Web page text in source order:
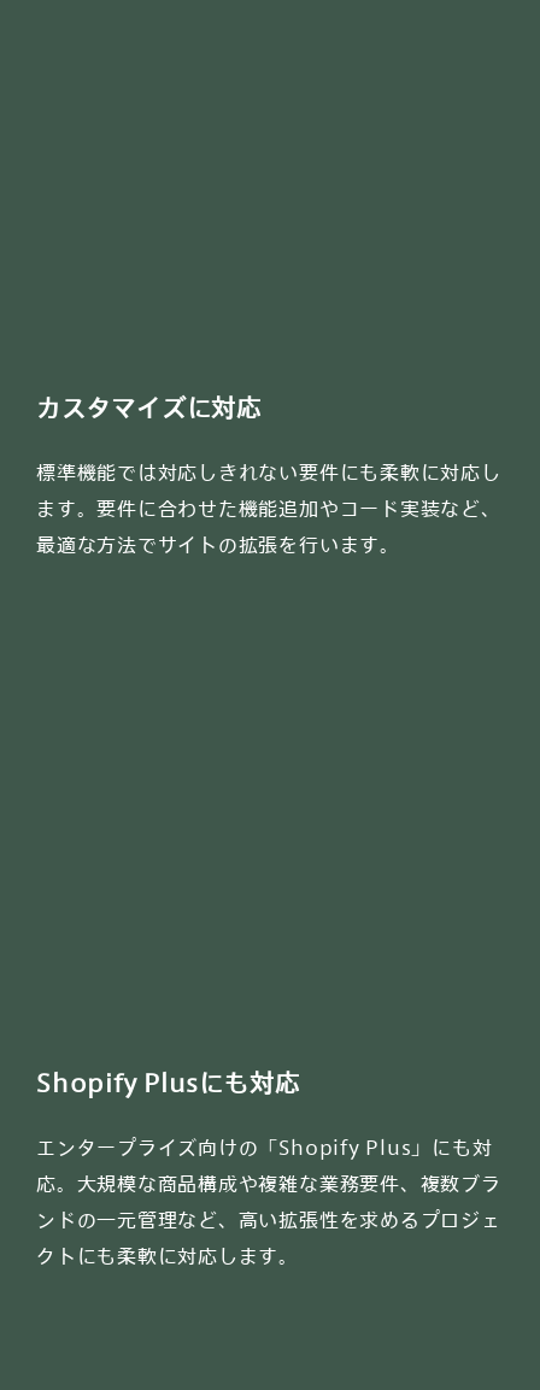
カスタマイズに対応
標準機能では対応しきれない要件にも柔軟に対応し
ます。要件に合わせた機能追加やコード実装など、
最適な方法でサイトの拡張を行います。
Shopify Plusにも対応
エンタープライズ向けの「Shopify Plus」にも対
応。大規模な商品構成や複雑な業務要件、複数ブラ
ンドの一元管理など、高い拡張性を求めるプロジェ
クトにも柔軟に対応します。